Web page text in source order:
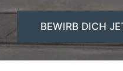
BEWIRB DICH